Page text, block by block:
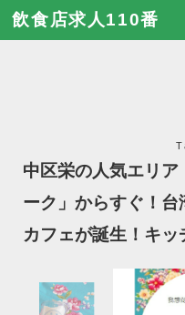
飲食店求人110番
中区栄の人気エリ
ーク」からすぐ！
カフェが誕生！キッ